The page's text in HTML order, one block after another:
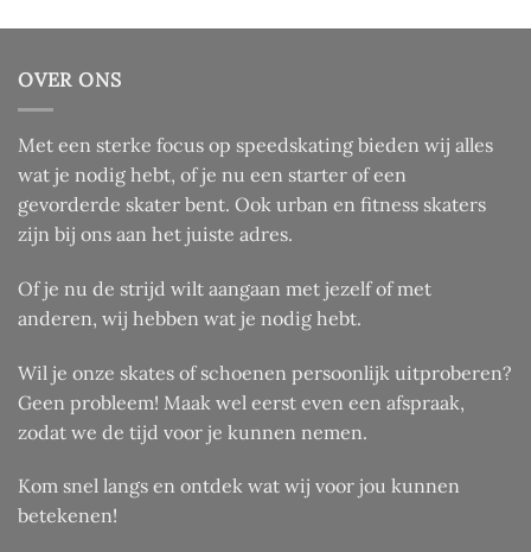
Deze
op
de
productpagina
OVER ONS
Met een sterke focus op speedskating bieden wij alles
wat je nodig hebt, of je nu een starter of een
gevorderde skater bent. Ook urban en fitness skaters
zijn bij ons aan het juiste adres.
Of je nu de strijd wilt aangaan met jezelf of met
anderen, wij hebben wat je nodig hebt.
Wil je onze skates of schoenen persoonlijk uitproberen?
Geen probleem! Maak wel eerst even een afspraak,
zodat we de tijd voor je kunnen nemen.
Kom snel langs en ontdek wat wij voor jou kunnen
betekenen!